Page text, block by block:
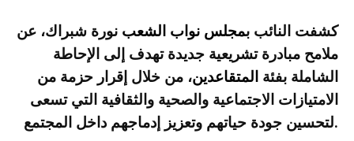
كشفت النائب بمجلس نواب الشعب نورة شبراك، عن
ملامح مبادرة تشريعية جديدة تهدف إلى الإحاطة
الشاملة بفئة المتقاعدين، من خلال إقرار حزمة من
الامتيازات الاجتماعية والصحية والثقافية التي تسعى
لتحسين جودة حياتهم وتعزيز إدماجهم داخل المجتمع.